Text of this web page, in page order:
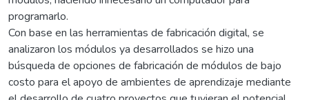
programarlo.
Con base en las herramientas de fabricación digital, se
analizaron los módulos ya desarrollados se hizo una
búsqueda de opciones de fabricación de módulos de bajo
costo para el apoyo de ambientes de aprendizaje mediante